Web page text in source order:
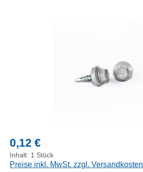
Regulärer Preis:
0,12 €
Inhalt: 1 Stück
Preise inkl. MwSt. zzgl. Versandkosten